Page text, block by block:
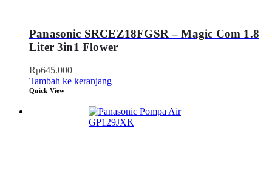
Panasonic SRCEZ18FGSR – Magic Com 1.8
Liter 3in1 Flower
Rp645.000
Tambah ke keranjang
Quick View